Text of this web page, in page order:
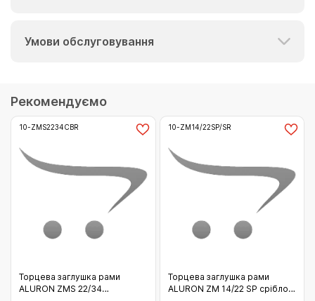
Умови обслуговування
Рекомендуємо
10-ZMS2234CBR
Торцева заглушка рами
ALURON ZMS 22/34
10-ZM14/22SP/SR
Торцева заглушка рами
ALURON ZM 14/22 SP срібло